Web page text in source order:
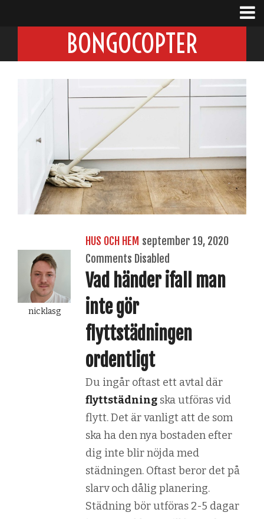
BONGOCOPTER
nicklasg
HUS OCH HEM september 19, 2020
Comments Disabled
Vad händer ifall man
inte gör
flyttstädningen
ordentligt
Du ingår oftast ett avtal där
flyttstädning ska utföras vid
flytt. Det är vanligt att de som
ska ha den nya bostaden efter
dig inte blir nöjda med
städningen. Oftast beror det på
slarv och dålig planering.
Städning bör utföras 2-5 dagar